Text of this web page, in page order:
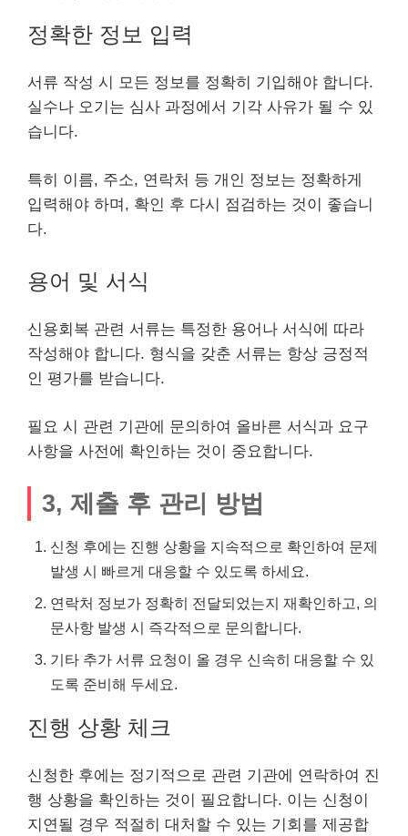
정확한 정보 입력
서류 작성 시 모든 정보를 정확히 기입해야 합니다.
실수나 오기는 심사 과정에서 기각 사유가 될 수 있
습니다.
특히 이름, 주소, 연락처 등 개인 정보는 정확하게
입력해야 하며, 확인 후 다시 점검하는 것이 좋습니
다.
용어 및 서식
신용회복 관련 서류는 특정한 용어나 서식에 따라
작성해야 합니다. 형식을 갖춘 서류는 항상 긍정적
인 평가를 받습니다.
필요 시 관련 기관에 문의하여 올바른 서식과 요구
사항을 사전에 확인하는 것이 중요합니다.
3, 제출 후 관리 방법
신청 후에는 진행 상황을 지속적으로 확인하여 문제
발생 시 빠르게 대응할 수 있도록 하세요.
연락처 정보가 정확히 전달되었는지 재확인하고, 의
문사항 발생 시 즉각적으로 문의합니다.
기타 추가 서류 요청이 올 경우 신속히 대응할 수 있
도록 준비해 두세요.
진행 상황 체크
신청한 후에는 정기적으로 관련 기관에 연락하여 진
행 상황을 확인하는 것이 필요합니다. 이는 신청이
지연될 경우 적절히 대처할 수 있는 기회를 제공합